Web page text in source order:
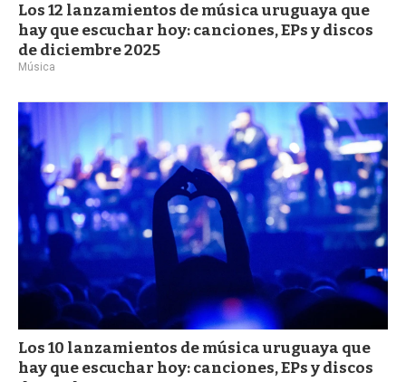
Los 12 lanzamientos de música uruguaya que
hay que escuchar hoy: canciones, EPs y discos
de diciembre 2025
Música
Los 10 lanzamientos de música uruguaya que
hay que escuchar hoy: canciones, EPs y discos